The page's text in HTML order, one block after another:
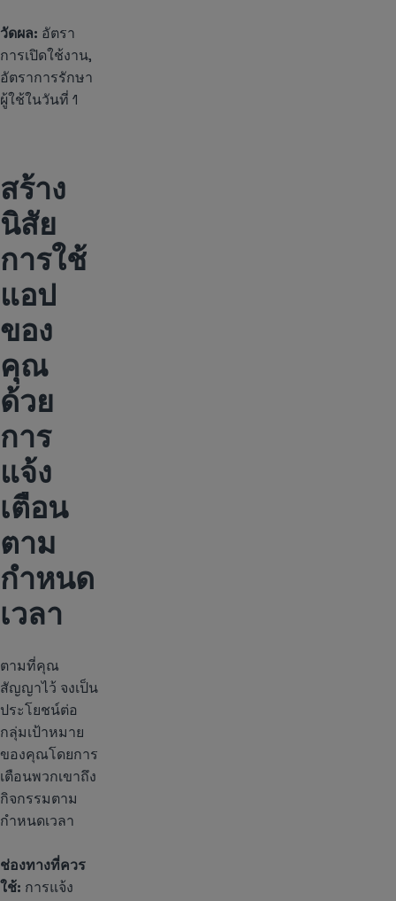
วัดผล: อัตรา
การเปิดใช้งาน,
อัตราการรักษา
ผู้ใช้ในวันที่ 1
สร้าง
นิสัย
การใช้
แอป
ของ
คุณ
ด้วย
การ
แจ้ง
เตือน
ตาม
กำหนด
เวลา
ตามที่คุณ
สัญญาไว้ จงเป็น
ประโยชน์ต่อ
กลุ่มเป้าหมาย
ของคุณโดยการ
เตือนพวกเขาถึง
กิจกรรมตาม
กำหนดเวลา
ช่องทางที่ควร
ใช้: การแจ้ง